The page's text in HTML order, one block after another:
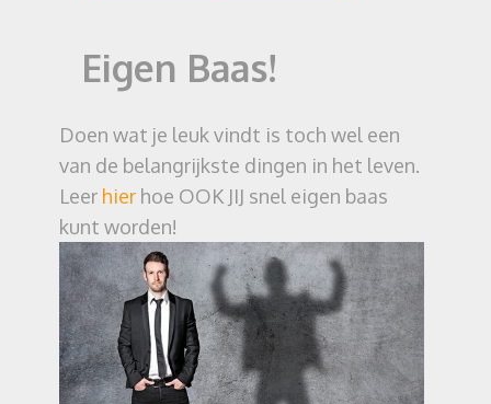
Eigen Baas!
Doen wat je leuk vindt is toch wel een
van de belangrijkste dingen in het leven.
Leer hier hoe OOK JIJ snel eigen baas
kunt worden!